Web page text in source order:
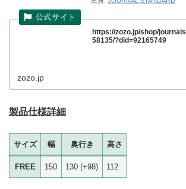
https://zozo.jp/shop/
58135/?did=92165749
zozo.jp
製品仕様詳細
サイズ 幅 奥行き 高さ
FREE 150 130 (+98) 112